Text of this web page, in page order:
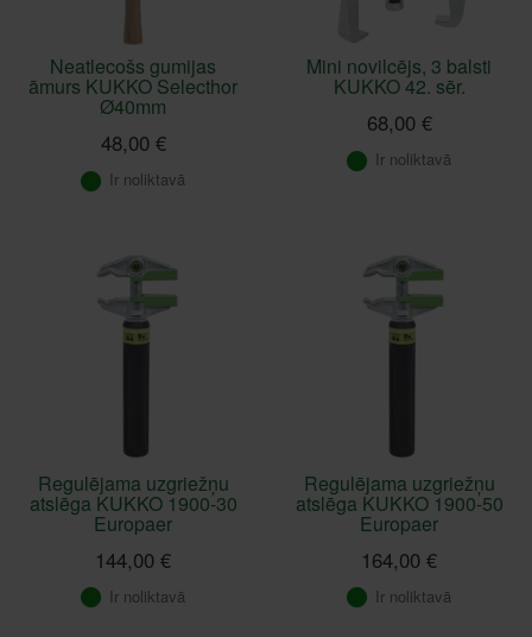
Neatlecošs gumijas
āmurs KUKKO Selecthor
Ø40mm
48,00 €
Ir noliktavā
Mini novilcējs, 3 balsti
KUKKO 42. sēr.
68,00 €
Ir noliktavā
Regulējama uzgriežņu
atslēga KUKKO 1900-30
Europaer
144,00 €
Ir noliktavā
Regulējama uzgriežņu
atslēga KUKKO 1900-50
Europaer
164,00 €
Ir noliktavā